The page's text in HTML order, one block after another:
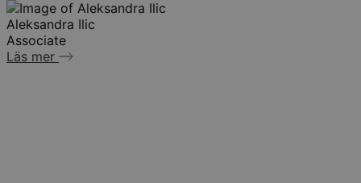
Aleksandra Ilic
Associate
Läs mer